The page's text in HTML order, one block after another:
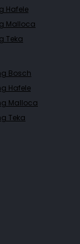
Hafele
Malloca
Teka
Bosch
Hafele
Malloca
Teka